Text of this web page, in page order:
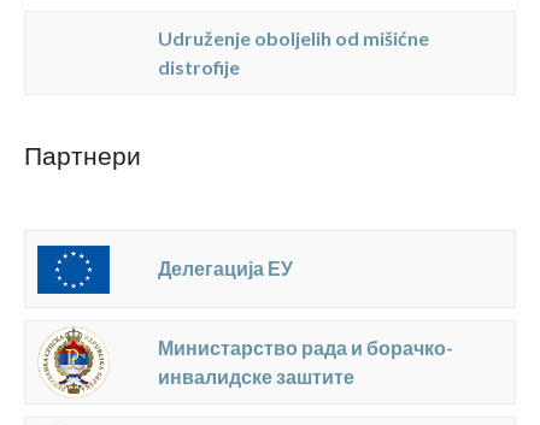
Udruženje oboljelih od mišićne
distrofije
Партнери
Делегација ЕУ
Министарство рада и борачко-
инвалидске заштите